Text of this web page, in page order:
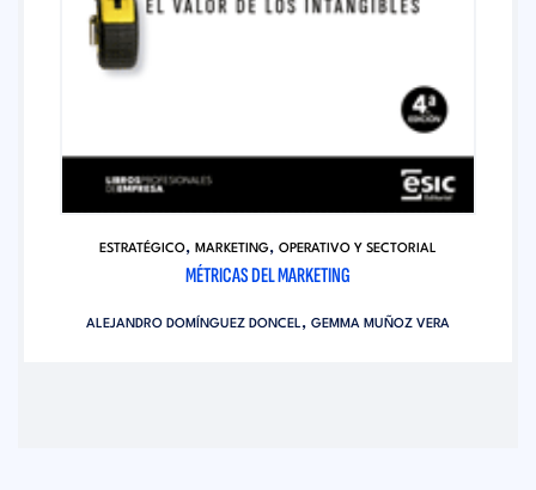
ESTRATÉGICO, MARKETING, OPERATIVO Y SECTORIAL
MÉTRICAS DEL MARKETING
ALEJANDRO DOMÍNGUEZ DONCEL, GEMMA MUÑOZ VERA